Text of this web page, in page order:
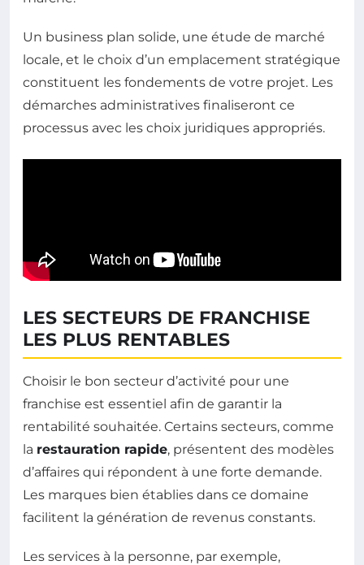
Un business plan solide, une étude de marché
locale, et le choix d’un emplacement stratégique
constituent les fondements de votre projet. Les
démarches administratives finaliseront ce
processus avec les choix juridiques appropriés.
LES SECTEURS DE FRANCHISE
LES PLUS RENTABLES
Choisir le bon secteur d’activité pour une
franchise est essentiel afin de garantir la
rentabilité souhaitée. Certains secteurs, comme
la restauration rapide, présentent des modèles
d’affaires qui répondent à une forte demande.
Les marques bien établies dans ce domaine
facilitent la génération de revenus constants.
Les services à la personne, par exemple,